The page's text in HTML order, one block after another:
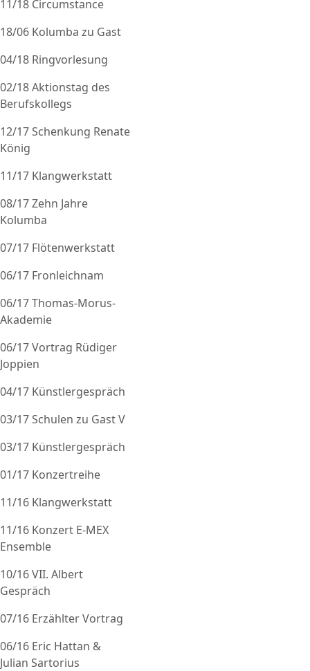
11/18 Circumstance
18/06 Kolumba zu Gast
04/18 Ringvorlesung
02/18 Aktionstag des
Berufskollegs
12/17 Schenkung Renate
König
11/17 Klangwerkstatt
08/17 Zehn Jahre
Kolumba
07/17 Flötenwerkstatt
06/17 Fronleichnam
06/17 Thomas-Morus-
Akademie
06/17 Vortrag Rüdiger
Joppien
04/17 Künstlergespräch
03/17 Schulen zu Gast V
03/17 Künstlergespräch
01/17 Konzertreihe
11/16 Klangwerkstatt
11/16 Konzert E-MEX
Ensemble
10/16 VII. Albert
Gespräch
07/16 Erzählter Vortrag
06/16 Eric Hattan &
Julian Sartorius